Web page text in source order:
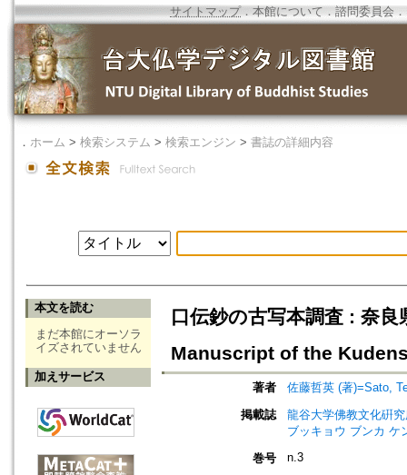
サイトマップ．本館について ． 諮問委員会 ．
． ホーム > 検索システム > 検索エンジン > 書誌の詳細内容
本文を読む
まだ本館にオーソラ
イズされていません
加えサービス
口伝鈔の古写本調査 : 奈
Manuscript of the
著者
佐藤哲英 (著)=Sato,
掲載誌
龍谷大学佛教文化硏
ブッキョウ ブンカ ケ
巻号
n.3